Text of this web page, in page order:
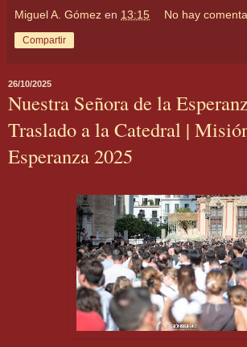
Miguel A. Gómez en 13:15 No hay
Compartir
26/10/2025
Nuestra Señora de la
Traslado a la Catedral |
Esperanza 2025